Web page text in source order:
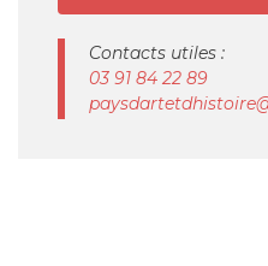
Contacts utiles :
03 91 84 22 89